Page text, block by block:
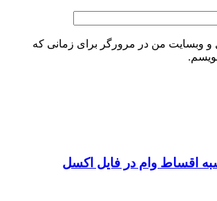
و وبسایت من در مرورگر برای زمانی که
اقساط وام در فایل اکسل